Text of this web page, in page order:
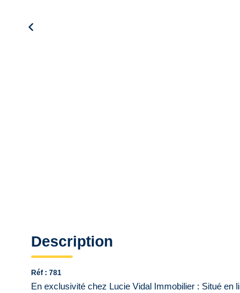
Description
Réf : 781
En exclusivité chez Lucie Vidal Immobilier : Situé en